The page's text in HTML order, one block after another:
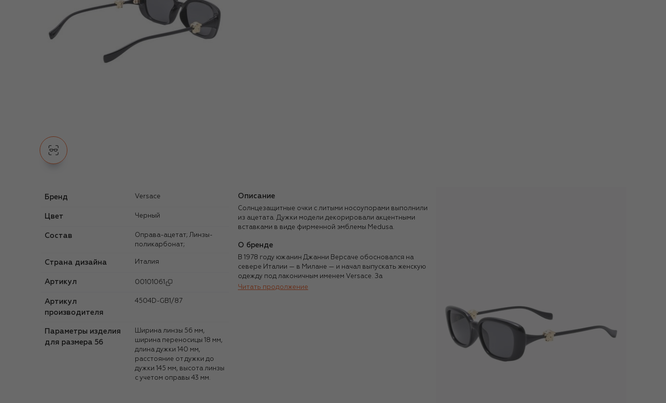
Бренд Versace
Цвет Черный
Состав
Оправа-ацетат; Линзы-
поликарбонат;
Страна дизайна Италия
Артикул 00101061
Артикул
производителя
4504D-GB1/87
Параметры изделия
для размера 56
Ширина линзы 56 мм,
ширина переносицы 18 мм,
длина дужки 140 мм,
расстояние от дужки до
дужки 145 мм, высота линзы
с учетом оправы 43 мм.
Описание
Солнцезащитные очки с литыми носоупорами выполнили
из ацетата. Дужки модели декорировали акцентными
вставками в виде фирменной эмблемы Medusa.
О бренде
В 1978 году южанин Джанни Версаче обосновался на
севере Италии — в Милане — и начал выпускать женскую
одежду под лаконичным именем Versace. За
оглушительным успехом первой коллекции последовали
Читать продолжение